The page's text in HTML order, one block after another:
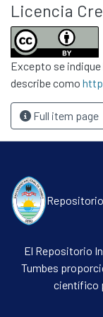
Licencia
Excepto se
describe como
Full item page
El Repositorio
Tumbes
científico